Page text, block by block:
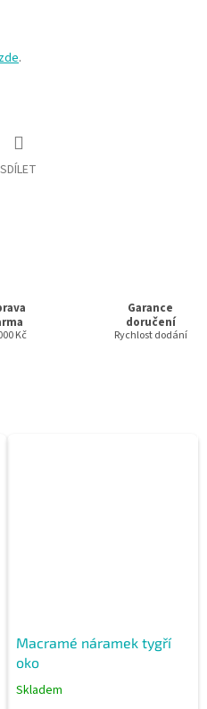
zde.
SDÍLET
Kč
Garance
doručení
Rychlost dodání
Macramé náramek tygří
oko
Skladem